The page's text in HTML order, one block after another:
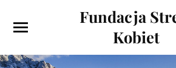
Fundacja
Kobiet